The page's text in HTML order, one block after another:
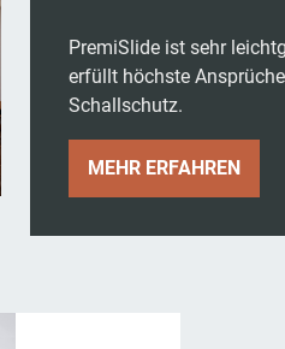
PremiSlide ist sehr
erfüllt höchste
Schallschutz.
MEHR ERFAHREN